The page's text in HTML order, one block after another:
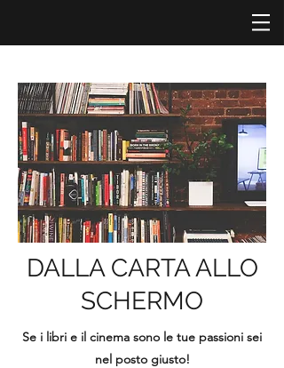
DALLA CARTA ALLO
SCHERMO
Se i libri e il cinema sono le tue passioni sei
nel posto giusto!